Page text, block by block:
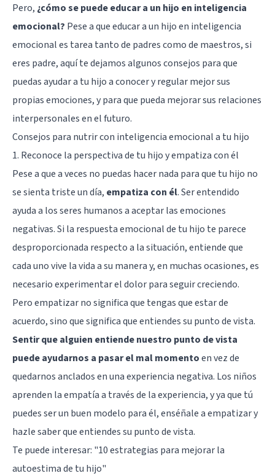
Pero, ¿cómo se puede educar a un hijo en inteligencia
emocional? Pese a que educar a un hijo en inteligencia
emocional es tarea tanto de padres como de maestros, si
eres padre, aquí te dejamos algunos consejos para que
puedas ayudar a tu hijo a conocer y regular mejor sus
propias emociones, y para que pueda mejorar sus relaciones
interpersonales en el futuro.
Consejos para nutrir con inteligencia emocional a tu hijo
1. Reconoce la perspectiva de tu hijo y empatiza con él
Pese a que a veces no puedas hacer nada para que tu hijo no
se sienta triste un día, empatiza con él. Ser entendido
ayuda a los seres humanos a aceptar las emociones
negativas. Si la respuesta emocional de tu hijo te parece
desproporcionada respecto a la situación, entiende que
cada uno vive la vida a su manera y, en muchas ocasiones, es
necesario experimentar el dolor para seguir creciendo.
Pero empatizar no significa que tengas que estar de
acuerdo, sino que significa que entiendes su punto de vista.
Sentir que alguien entiende nuestro punto de vista
puede ayudarnos a pasar el mal momentoen vez de
quedarnos anclados en una experiencia negativa. Los niños
aprenden la empatía a través de la experiencia, y ya que tú
puedes ser un buen modelo para él, enséñale a empatizar y
hazle saber que entiendes su punto de vista.
Te puede interesar: "10 estrategias para mejorar la
autoestima de tu hijo"